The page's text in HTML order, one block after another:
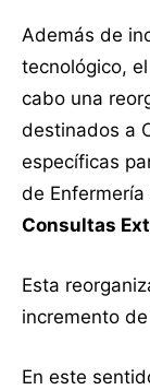
Además de
tecnológico,
cabo una
destinados a
específicas
de
Consultas
Esta
incremento
En este